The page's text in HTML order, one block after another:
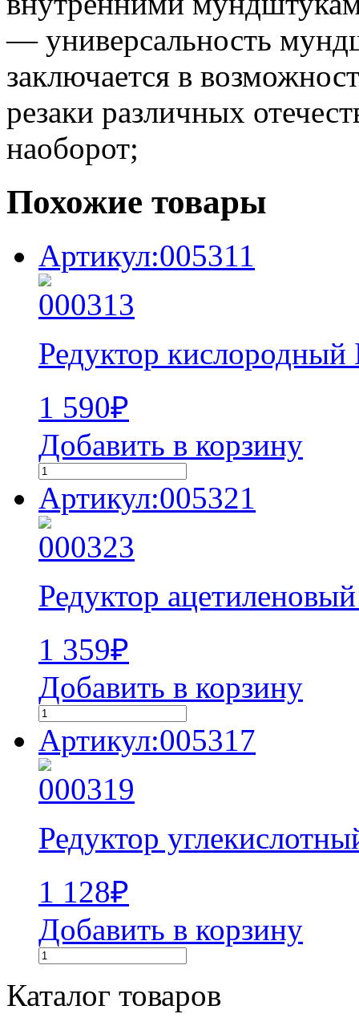
— универсальность
заключается в
резаки различных
наоборот;
Похожие товары
Артикул:005311
Редуктор
1 590₽
Добавить в корзину
Артикул:005321
Редуктор
1 359₽
Добавить в корзину
Артикул:005317
Редуктор
1 128₽
Добавить в корзину
Каталог товаров